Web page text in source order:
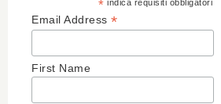
* indica requisiti obbligatori
Email Address *
First Name